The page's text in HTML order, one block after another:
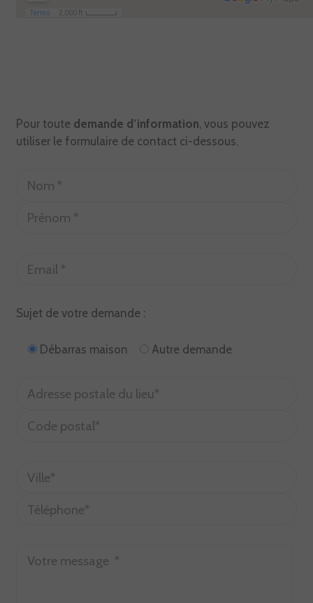
Pour toute demande d’information, vous pouvez
utiliser le formulaire de contact ci-dessous.
Sujet de votre demande :
Débarras maison Autre demande